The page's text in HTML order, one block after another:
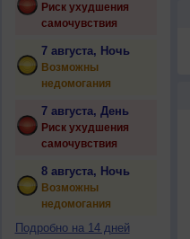
Риск ухудшения
самочувствия
7 августа, Ночь
Возможны
недомогания
7 августа, День
Риск ухудшения
самочувствия
8 августа, Ночь
Возможны
недомогания
Подробно на 14 дней